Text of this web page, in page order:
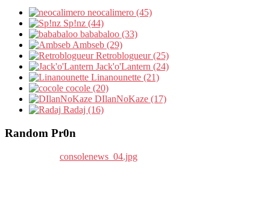
neocalimero (45)
Sp!nz (44)
bababaloo (33)
Ambseb (29)
Retroblogueur (25)
Jack'o'Lantern (24)
Linanounette (21)
cocole (20)
DIlanNoKaze (17)
Radaj (16)
Random Pr0n